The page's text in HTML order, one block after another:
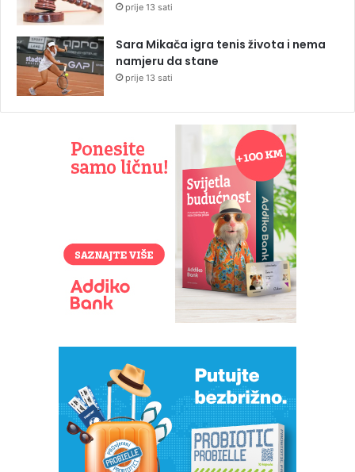
prije 13 sati
Sara Mikača igra tenis života i nema
namjeru da stane
prije 13 sati